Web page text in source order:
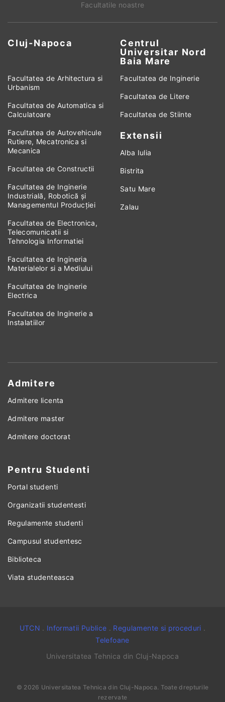
Facultatile noastre
Cluj-Napoca
Centrul
Universitar Nord
Baia Mare
Facultatea de Arhitectura si
Urbanism
Facultatea de Automatica si
Calculatoare
Facultatea de Autovehicule
Rutiere, Mecatronica si
Mecanica
Facultatea de Constructii
Facultatea de Inginerie
Industrială, Robotică și
Managementul Producției
Facultatea de Electronica,
Telecomunicatii si
Tehnologia Informatiei
Facultatea de Ingineria
Materialelor si a Mediului
Facultatea de Inginerie
Electrica
Facultatea de Inginerie a
Instalatiilor
Facultatea de Inginerie
Facultatea de Litere
Facultatea de Stiinte
Extensii
Alba Iulia
Bistrita
Satu Mare
Zalau
Admitere
Admitere licenta
Admitere master
Admitere doctorat
Pentru Studenti
Portal studenti
Organizatii studentesti
Regulamente studenti
Campusul studentesc
Biblioteca
Viata studenteasca
UTCN . Informatii Publice . Regulamente si proceduri .
Telefoane
Universitatea Tehnica din Cluj-Napoca
© 2026 Universitatea Tehnica din Cluj-Napoca. Toate drepturile
rezervate